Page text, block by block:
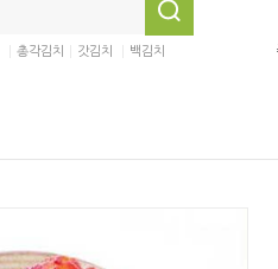
총각김치 갓김치 백김치